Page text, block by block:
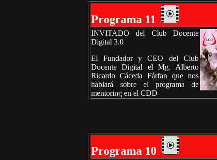
Programa 11
INVITADO del Club Docente
Digital 3.0
El Fundador y CEO del Club
Docente Digital el Mg. Alberto
Ricardo Cáceda Fárfan que nos
hablará sobre el programa de
mentoring en el CDD
Programa 10